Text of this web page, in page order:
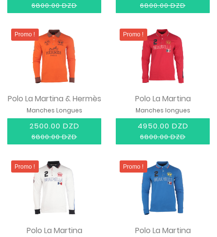
6800.00 DZD 6800.00 DZD
Promo !
Polo La Martina & Hermès
Manches Longues
2500.00 DZD
6800.00 DZD
Promo !
Polo La Martina
Manches longues
4950.00 DZD
6800.00 DZD
Promo !
Polo La Martina
Promo !
Polo La Martina